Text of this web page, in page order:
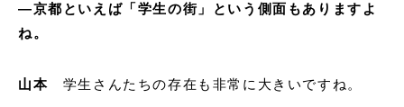
—京都といえば「学生の街」という側面もありますよ
ね。
山本 学生さんたちの存在も非常に大きいですね。